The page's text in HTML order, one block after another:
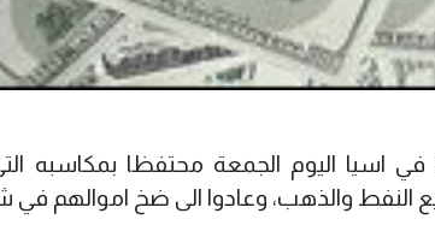
في اسيا اليوم الجمعة محتفظا بمكاسبه
النفط والذهب، وعادوا الى ضخ اموالهم في